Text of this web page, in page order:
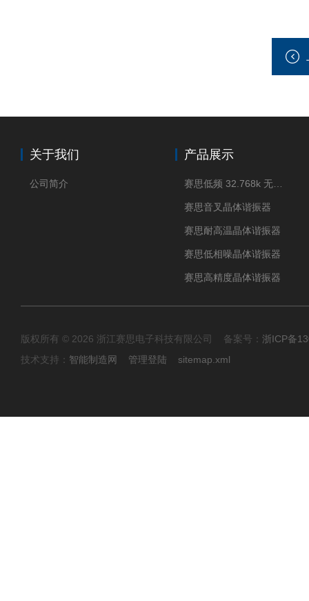
关于我们
公司简介
产品展示
赛思音叉晶体谐振器
赛思耐高温晶体谐振器
赛思低相噪晶体谐振器
赛思高精度晶体谐振器
版权所有 © 2026 浙江赛思电子科技有限公司 备案号： 浙ICP备
技术支持： 智能制造网 管理登陆 sitemap.xml